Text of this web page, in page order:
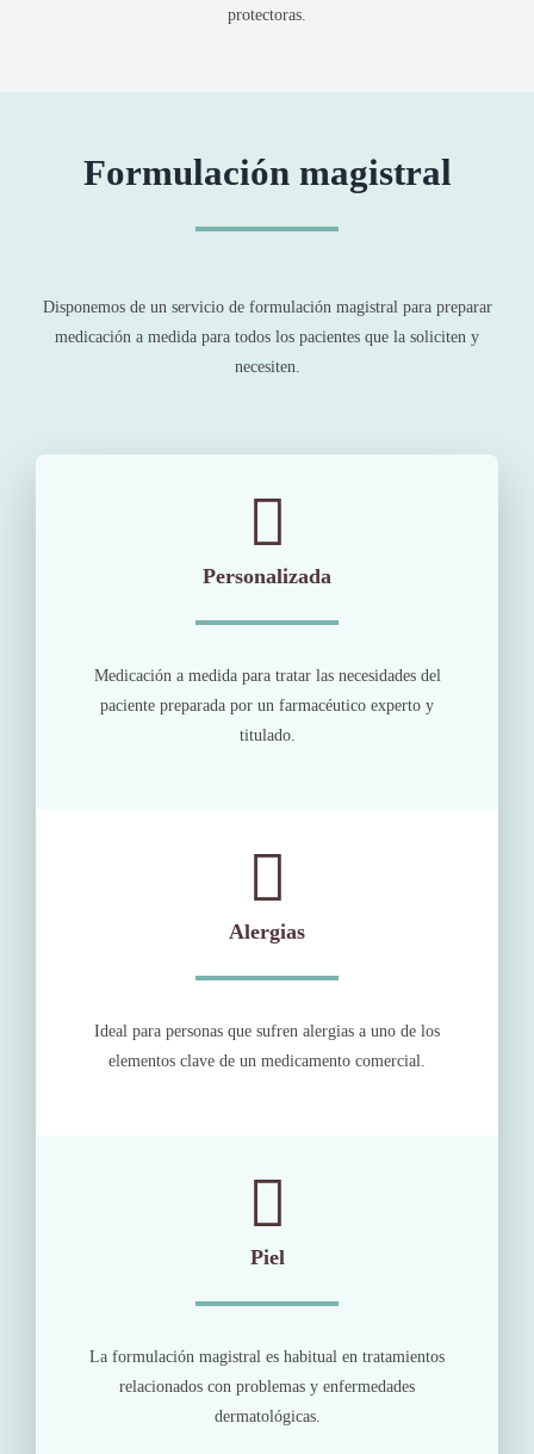
protectoras.
Formulación magistral
Disponemos de un servicio de formulación magistral para preparar
medicación a medida para todos los pacientes que la soliciten y
necesiten.
Personalizada
Medicación a medida para tratar las necesidades del
paciente preparada por un farmacéutico experto y
titulado.
Alergias
Ideal para personas que sufren alergias a uno de los
elementos clave de un medicamento comercial.
Piel
La formulación magistral es habitual en tratamientos
relacionados con problemas y enfermedades
dermatológicas.